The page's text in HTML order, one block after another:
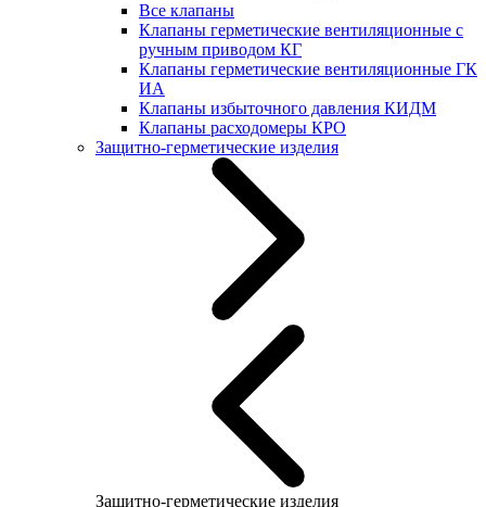
Все клапаны
Клапаны герметические вентиляционные с
ручным приводом КГ
Клапаны герметические вентиляционные ГК
ИА
Клапаны избыточного давления КИДМ
Клапаны расходомеры КРО
Защитно-герметические изделия
Защитно-герметические изделия